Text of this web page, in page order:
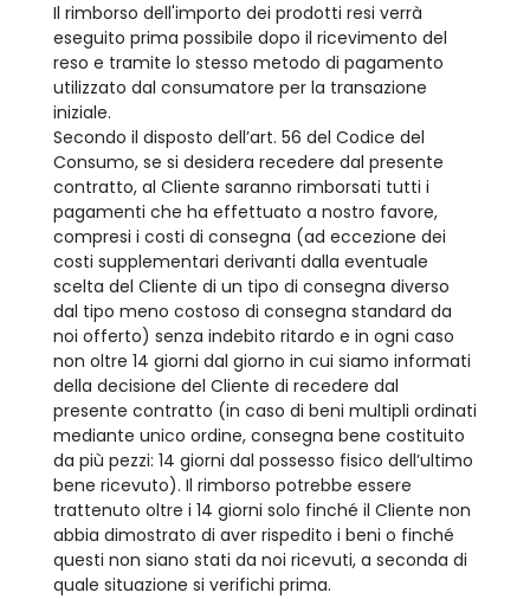
Il rimborso dell'importo dei prodotti resi verrà
eseguito prima possibile dopo il ricevimento del
reso e tramite lo stesso metodo di pagamento
utilizzato dal consumatore per la transazione
iniziale.
Secondo il disposto dell’art. 56 del Codice del
Consumo, se si desidera recedere dal presente
contratto, al Cliente saranno rimborsati tutti i
pagamenti che ha effettuato a nostro favore,
compresi i costi di consegna (ad eccezione dei
costi supplementari derivanti dalla eventuale
scelta del Cliente di un tipo di consegna diverso
dal tipo meno costoso di consegna standard da
noi offerto) senza indebito ritardo e in ogni caso
non oltre 14 giorni dal giorno in cui siamo informati
della decisione del Cliente di recedere dal
presente contratto (in caso di beni multipli ordinati
mediante unico ordine, consegna bene costituito
da più pezzi: 14 giorni dal possesso fisico dell’ultimo
bene ricevuto). Il rimborso potrebbe essere
trattenuto oltre i 14 giorni solo finché il Cliente non
abbia dimostrato di aver rispedito i beni o finché
questi non siano stati da noi ricevuti, a seconda di
quale situazione si verifichi prima.